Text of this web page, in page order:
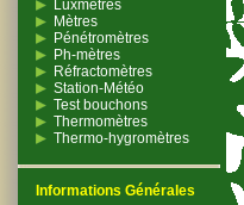
Luxmètres
Mètres
Pénétromètres
Ph-mètres
Réfractomètres
Station-Météo
Test bouchons
Thermomètres
Thermo-hygromètres
Informations Générales